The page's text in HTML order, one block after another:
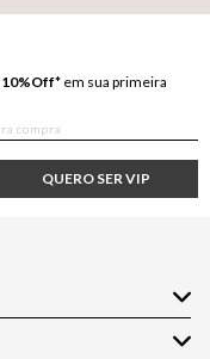
10%Off* em sua primeira
QUERO SER VIP